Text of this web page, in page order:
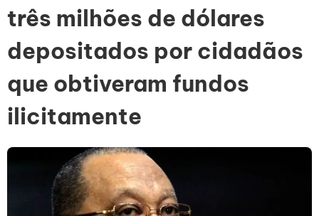
três milhões de dólares
depositados por cidadãos
que obtiveram fundos
ilicitamente